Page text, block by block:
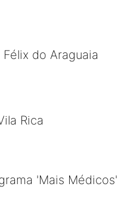
do Araguaia
Rica
'Mais Médicos'